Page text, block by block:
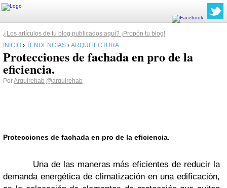
¿Los artículos de tu blog publicados aquí? ¡Propón tu blog!
INICIO › TENDENCIAS › ARQUITECTURA
Protecciones de fachada en pro de la
eficiencia.
PorArquirehab @arquirehab
Protecciones de fachada en pro de la eficiencia.
Una de las maneras más eficientes de reducir la
demanda energética de climatización en una edificación,